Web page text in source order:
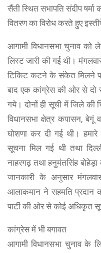
सैंती स्थित सभापति संदीप
वितरण का विरोध करते हुए
आगामी विधानसभा चुनाव
लिस्ट जारी की गई थी।
टिकिट कटने के संकेत मिलने
बाद एक कांग्रेस की ओर से दो
गये। दोनों ही सूची में जिले
विधानसभा क्षेत्र कपासन, बेगूं
घोशणा कर दी गई थी। हमारे
सूचना मिल गई थी तथा
नाहरगढ़ तथा हनुमंतसिंह बोहेड़ा
जानकारी के अनुसार
आलाकमान ने सहमति प्रदान
पार्टी की ओर से कोई अधिकृत
कांग्रेस में भी बगावत
आगामी विधानसभा चुनाव के